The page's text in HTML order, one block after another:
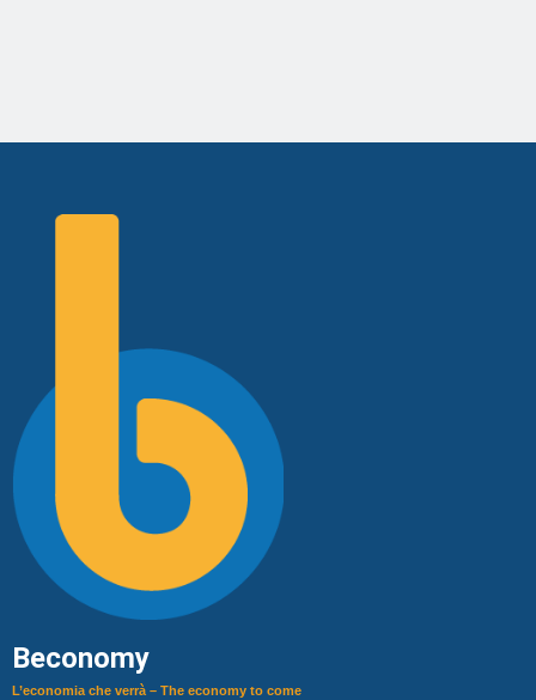
Beconomy
L’economia che verrà – The economy to come